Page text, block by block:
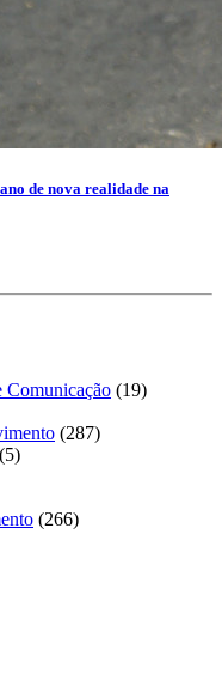
de nova realidade na
Comunicação (19)
(287)
(5)
(266)